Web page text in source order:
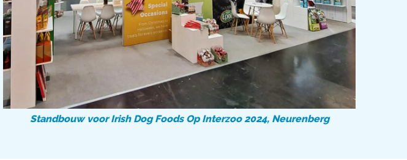
Standbouw voor Irish Dog Foods Op Interzoo 2024, Neurenberg